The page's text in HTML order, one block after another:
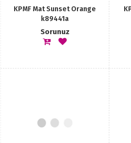
KPMF Mat Sunset Orange
k89441a
Sorunuz